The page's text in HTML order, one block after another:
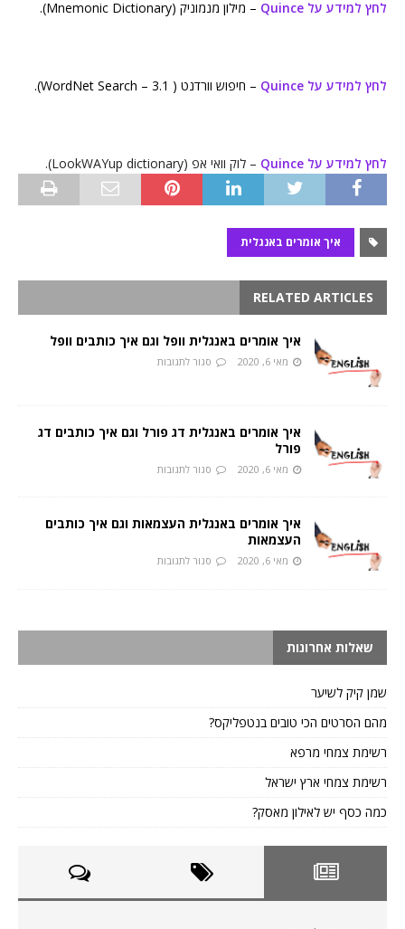
לחץ למידע על Quince – מילון מנמוניק (Mnemonic Dictionary).
לחץ למידע על Quince – חיפוש וורדנט ( WordNet Search – 3.1).
לחץ למידע על Quince – לוק וואי אפ (LookWAYup dictionary).
איך אומרים באנגלית
RELATED ARTICLES
איך אומרים באנגלית וופל וגם איך כותבים וופל
מאי 6, 2020 סגור לתגובות
איך אומרים באנגלית דג פורל וגם איך כותבים דג
פורל
מאי 6, 2020 סגור לתגובות
איך אומרים באנגלית העצמאות וגם איך כותבים
העצמאות
מאי 6, 2020 סגור לתגובות
שאלות אחרונות
שמן קיק לשיער
מהם הסרטים הכי טובים בנטפליקס?
רשימת צמחי מרפא
רשימת צמחי ארץ ישראל
כמה כסף יש לאילון מאסק?